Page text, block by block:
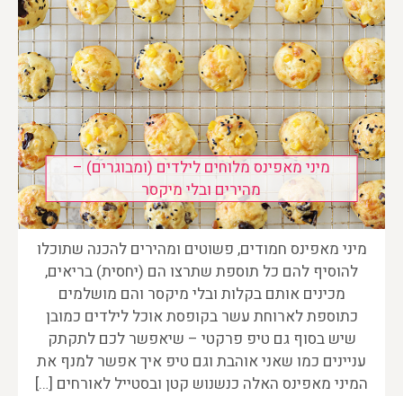
מיני מאפינס מלוחים לילדים (ומבוגרים) –
מהירים ובלי מיקסר
מיני מאפינס חמודים, פשוטים ומהירים להכנה שתוכלו
להוסיף להם כל תוספת שתרצו הם (יחסית) בריאים,
מכינים אותם בקלות ובלי מיקסר והם מושלמים
כתוספת לארוחת עשר בקופסת אוכל לילדים כמובן
שיש בסוף גם טיפ פרקטי – שיאפשר לכם לתקתק
עניינים כמו שאני אוהבת וגם טיפ איך אפשר למנף את
המיני מאפינס האלה כנשנוש קטן ובסטייל לאורחים […]